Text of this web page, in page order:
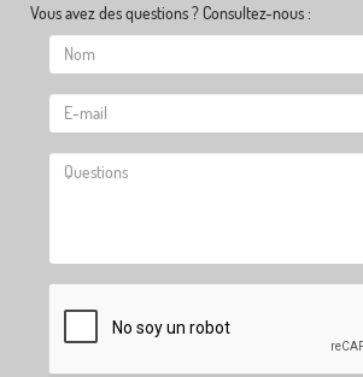
Vous avez des questions ? Consultez-nous :